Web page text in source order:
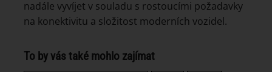
nadále vyvíjet v souladu s rostoucími požadavky
na konektivitu a složitost moderních vozidel.
To by vás také mohlo zajímat